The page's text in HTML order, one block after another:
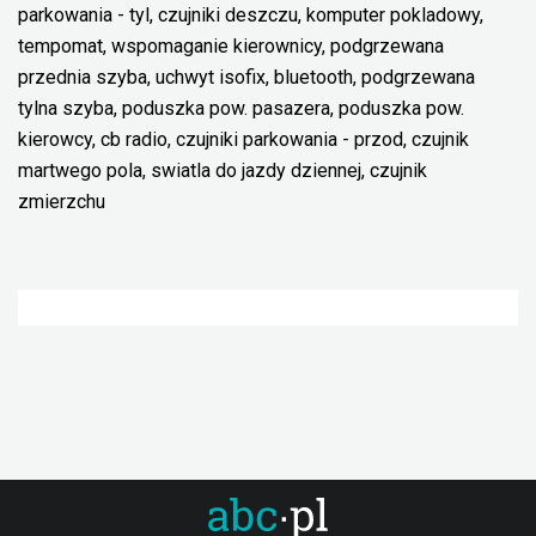
parkowania - tyl, czujniki deszczu, komputer pokladowy,
tempomat, wspomaganie kierownicy, podgrzewana
przednia szyba, uchwyt isofix, bluetooth, podgrzewana
tylna szyba, poduszka pow. pasazera, poduszka pow.
kierowcy, cb radio, czujniki parkowania - przod, czujnik
martwego pola, swiatla do jazdy dziennej, czujnik
zmierzchu